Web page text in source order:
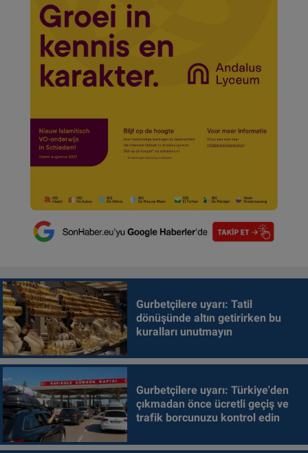
Gurbetçilere uyarı: Tatil
dönüşünde altın getirirken bu
kuralları unutmayın
Gurbetçilere uyarı: Türkiye'den
çıkmadan önce ücretli geçiş ve
trafik borcunuzu kontrol edin